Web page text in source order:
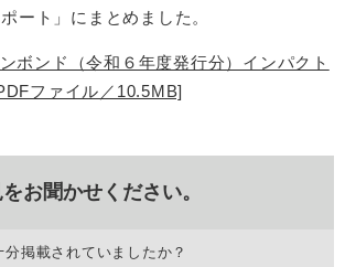
ート」にまとめました。
ボンド（令和６年度発行分）インパクト
ファイル／10.5MB]
お聞かせください。
掲載されていましたか？